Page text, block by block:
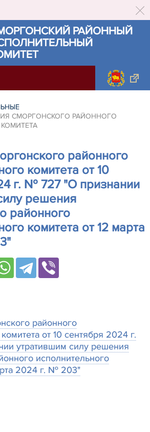
РАЙОННЫЙ
СМОРГОНСКОГО РАЙОННОГО
районного
комитета от 10
г. № 727 "О признании
решения
районного
комитета от 12 марта
районного
от 10 сентября 2024 г.
утратившим силу решения
исполнительного
2024 г. № 203"